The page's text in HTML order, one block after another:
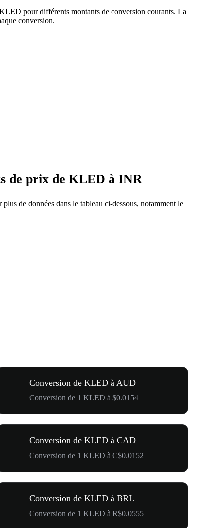
pour différents montants de conversion courants. La
conversion.
de prix de KLED à INR
de données dans le tableau ci-dessous, notamment le
Conversion de KLED à AUD
Conversion de 1 KLED à $0.0154
Conversion de KLED à CAD
Conversion de 1 KLED à C$0.0152
Conversion de KLED à BRL
Conversion de 1 KLED à R$0.0555